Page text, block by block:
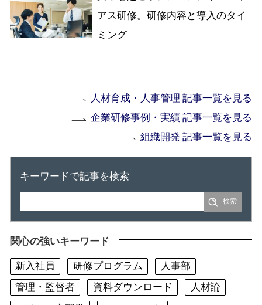
アス研修。研修内容と導入のタイ
ミング
人材育成・人事管理 記事一覧を見る
企業研修事例・実績 記事一覧を見る
組織開発 記事一覧を見る
キーワードで記事を検索
関心の強いキーワード
新入社員 研修プログラム
人事部
管理・監督者
資料ダウンロード
人材論